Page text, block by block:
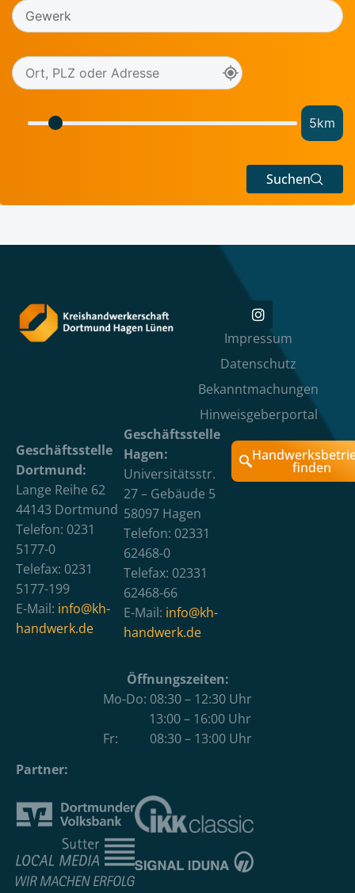
5km
Suchen
Impressum
Datenschutz
Bekanntmachungen
Hinweisgeberportal
Geschäftsstelle
Dortmund:
Lange Reihe 62
44143 Dortmund
Telefon: 0231
5177-0
Telefax: 0231
5177-199
E-Mail: info@kh-
handwerk.de
Geschäftsstelle
Hagen:
Universitätsstr.
27 – Gebäude 5
58097 Hagen
Telefon: 02331
62468-0
Telefax: 02331
62468-66
E-Mail: info@kh-
handwerk.de
finden
Öffnungszeiten:
Mo-Do: 08:30 – 12:30 Uhr
13:00 – 16:00 Uhr
Fr: 08:30 – 13:00 Uhr
Partner: